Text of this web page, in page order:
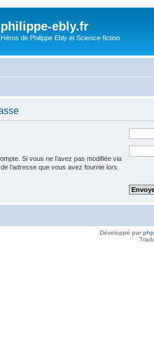
philippe-ebly.fr
Héros de Philippe Ebly et Science-fiction
Si vous ne l’avez pas modifiée via
l’adresse que vous avez fournie lors
Développé par